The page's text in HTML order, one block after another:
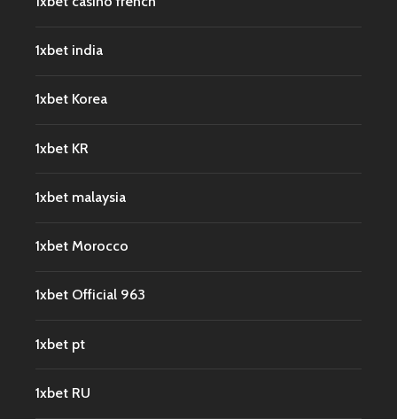
1xbet india
1xbet Korea
1xbet KR
1xbet malaysia
1xbet Morocco
1xbet Official 963
1xbet pt
1xbet RU